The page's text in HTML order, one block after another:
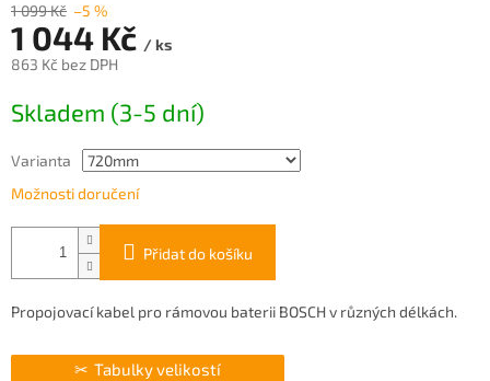
1 099 Kč –5 %
1 044 Kč / ks
863 Kč bez DPH
cena:
Skladem (3-5 dní)
Varianta
Možnosti doručení
Přidat do košíku
Propojovací kabel pro rámovou baterii BOSCH v různých délkách.
Tabulky velikostí